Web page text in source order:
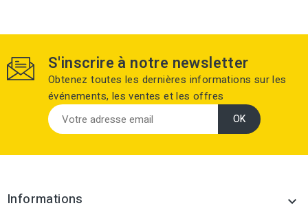
S'inscrire à notre newsletter
Obtenez toutes les dernières informations sur les
événements, les ventes et les offres
Informations 